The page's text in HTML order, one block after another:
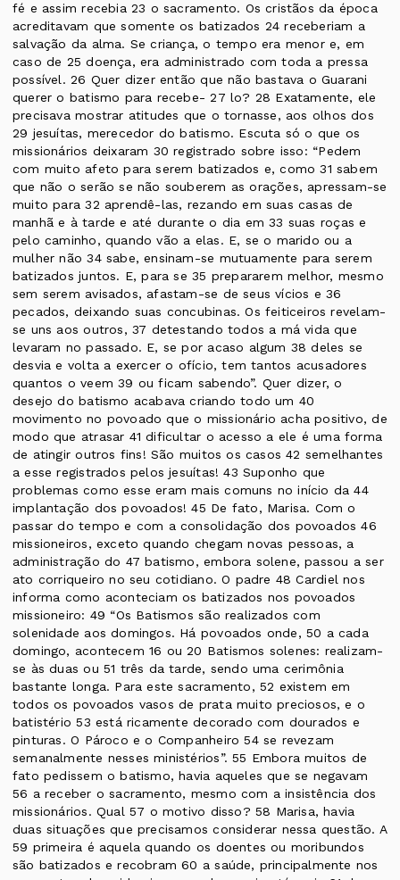
fé e assim recebia 23 o sacramento. Os cristãos da época
acreditavam que somente os batizados 24 receberiam a
salvação da alma. Se criança, o tempo era menor e, em
caso de 25 doença, era administrado com toda a pressa
possível. 26 Quer dizer então que não bastava o Guarani
querer o batismo para recebe- 27 lo? 28 Exatamente, ele
precisava mostrar atitudes que o tornasse, aos olhos dos
29 jesuítas, merecedor do batismo. Escuta só o que os
missionários deixaram 30 registrado sobre isso: “Pedem
com muito afeto para serem batizados e, como 31 sabem
que não o serão se não souberem as orações, apressam-se
muito para 32 aprendê-las, rezando em suas casas de
manhã e à tarde e até durante o dia em 33 suas roças e
pelo caminho, quando vão a elas. E, se o marido ou a
mulher não 34 sabe, ensinam-se mutuamente para serem
batizados juntos. E, para se 35 prepararem melhor, mesmo
sem serem avisados, afastam-se de seus vícios e 36
pecados, deixando suas concubinas. Os feiticeiros revelam-
se uns aos outros, 37 detestando todos a má vida que
levaram no passado. E, se por acaso algum 38 deles se
desvia e volta a exercer o ofício, tem tantos acusadores
quantos o veem 39 ou ficam sabendo”. Quer dizer, o
desejo do batismo acabava criando todo um 40
movimento no povoado que o missionário acha positivo, de
modo que atrasar 41 dificultar o acesso a ele é uma forma
de atingir outros fins! São muitos os casos 42 semelhantes
a esse registrados pelos jesuítas! 43 Suponho que
problemas como esse eram mais comuns no início da 44
implantação dos povoados! 45 De fato, Marisa. Com o
passar do tempo e com a consolidação dos povoados 46
missioneiros, exceto quando chegam novas pessoas, a
administração do 47 batismo, embora solene, passou a ser
ato corriqueiro no seu cotidiano. O padre 48 Cardiel nos
informa como aconteciam os batizados nos povoados
missioneiro: 49 “Os Batismos são realizados com
solenidade aos domingos. Há povoados onde, 50 a cada
domingo, acontecem 16 ou 20 Batismos solenes: realizam-
se às duas ou 51 três da tarde, sendo uma cerimônia
bastante longa. Para este sacramento, 52 existem em
todos os povoados vasos de prata muito preciosos, e o
batistério 53 está ricamente decorado com dourados e
pinturas. O Pároco e o Companheiro 54 se revezam
semanalmente nesses ministérios”. 55 Embora muitos de
fato pedissem o batismo, havia aqueles que se negavam
56 a receber o sacramento, mesmo com a insistência dos
missionários. Qual 57 o motivo disso? 58 Marisa, havia
duas situações que precisamos considerar nessa questão. A
59 primeira é aquela quando os doentes ou moribundos
são batizados e recobram 60 a saúde, principalmente nos